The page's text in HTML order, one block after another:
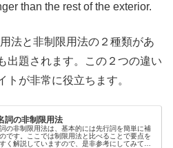
than the rest of the exterior.
法と非制限用法の２種類があ
出題されます。この２つの違い
トが非常に役立ちます。
詞の非制限用法
の非制限用法は、基本的には先行詞を簡単に補
です。ここでは制限用法と比べることで要点を
く解説していますので、是非参考にしてみて下